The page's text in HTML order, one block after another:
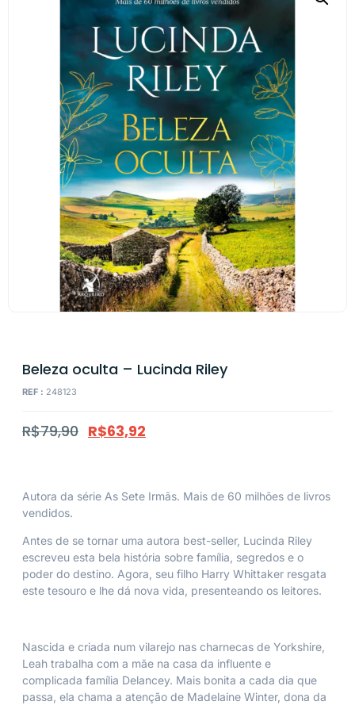
Beleza oculta – Lucinda Riley
REF : 248123
R$79,90 R$63,92
Autora da série As Sete Irmãs. Mais de 60 milhões de livros
vendidos.
Antes de se tornar uma autora best-seller, Lucinda Riley
escreveu esta bela história sobre família, segredos e o
poder do destino. Agora, seu filho Harry Whittaker resgata
este tesouro e lhe dá nova vida, presenteando os leitores.
Nascida e criada num vilarejo nas charnecas de Yorkshire,
Leah trabalha com a mãe na casa da influente e
complicada família Delancey. Mais bonita a cada dia que
passa, ela chama a atenção de Madelaine Winter, dona da